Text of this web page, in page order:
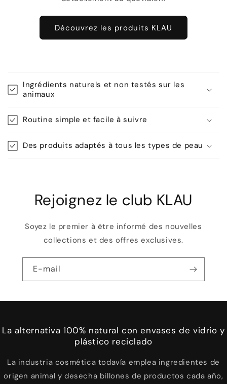
Découvrez les produits KLAU
n
e
u
Ingrédients naturels et non testés sur les
animaux
Routine simple et facile à suivre
Des produits adaptés à tous les types de peau
Rejoignez le club KLAU
Soyez le premier à être informé des nouvelles
collections et des offres exclusives.
E-mail
La alternativa 100% natural con envases de vidrio y
plástico reciclado
La industria cosmética todavía emplea ingredientes de
origen animal y desecha billones de productos cada año,